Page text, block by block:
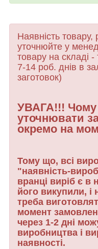
Наявність товару,
уточнюйте у
товару на складі
7-14 роб. днів в
заготовок)
УВАГА!!! Чому
уточнювати
окремо на
Тому що, всі
"наявність-
вранці виріб є в
його викупили, і
треба
момент
через 1-2 дні
виробництва і
наявності.